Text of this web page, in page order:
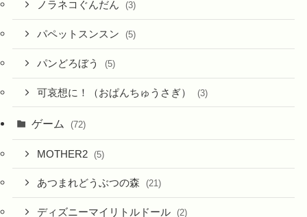
ノラネコぐんだん (3)
パペットスンスン (5)
パンどろぼう (5)
可哀想に！（おぱんちゅうさぎ） (3)
ゲーム (72)
MOTHER2 (5)
あつまれどうぶつの森 (21)
ディズニーマイリトルドール (2)